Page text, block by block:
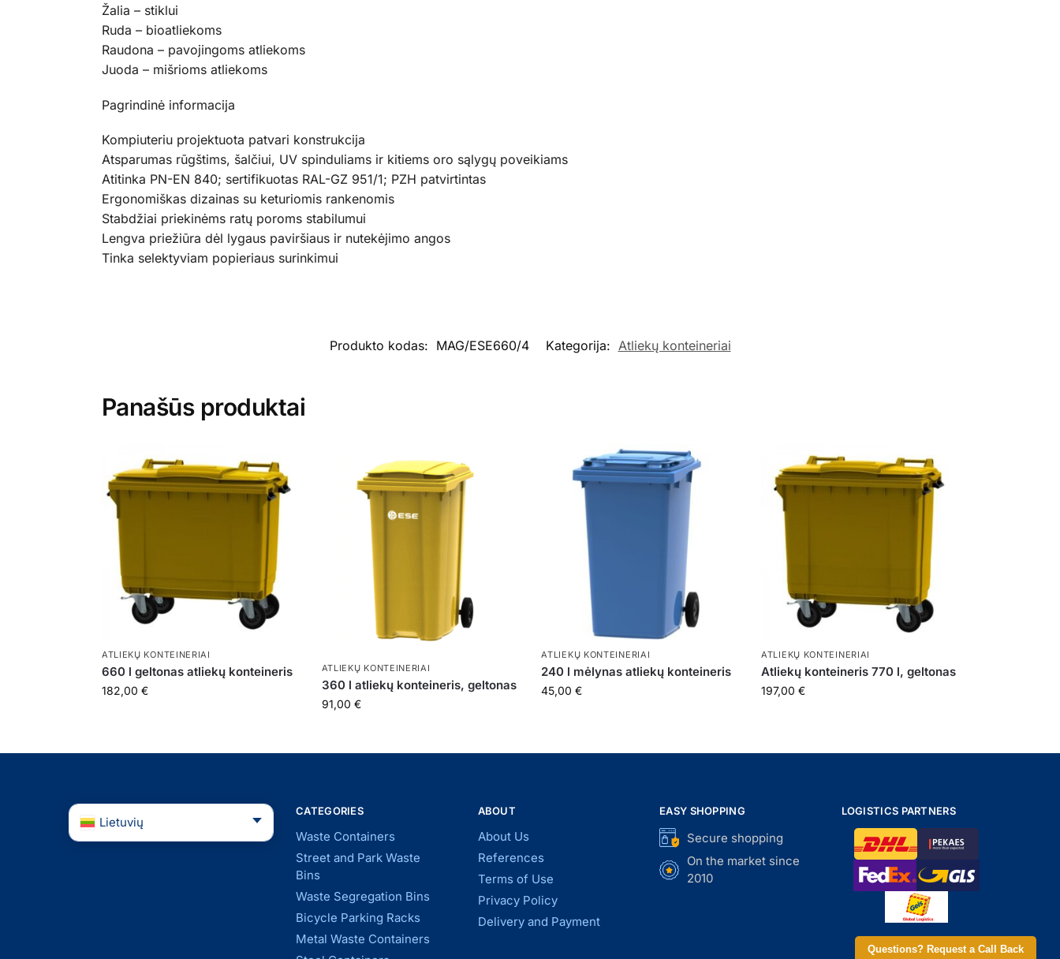
Questions? Request a Call Back
Žalia – stiklui
Ruda – bioatliekoms
Raudona – pavojingoms atliekoms
Juoda – mišrioms atliekoms
Pagrindinė informacija
Kompiuteriu projektuota patvari konstrukcija
Atsparumas rūgštims, šalčiui, UV spinduliams ir kitiems oro sąlygų poveikiams
Atitinka PN-EN 840; sertifikuotas RAL-GZ 951/1; PZH patvirtintas
Ergonomiškas dizainas su keturiomis rankenomis
Stabdžiai priekinėms ratų poroms stabilumui
Lengva priežiūra dėl lygaus paviršiaus ir nutekėjimo angos
Tinka selektyviam popieriaus surinkimui
Produkto kodas: MAG/ESE660/4 Kategorija: Atliekų konteineriai
Panašūs produktai
ATLIEKŲ KONTEINERIAI
660 l geltonas atliekų konteineris
182,00 €
ATLIEKŲ KONTEINERIAI
360 l atliekų konteineris, geltonas
91,00 €
ATLIEKŲ KONTEINERIAI
240 l mėlynas atliekų konteineris
45,00€
ATLIEKŲ KONTEINERIAI
Atliekų konteineris 770 l, geltonas
197,00€
Lietuvių
CATEGORIES
Waste Containers
Street and Park Waste
Bins
Waste Segregation Bins
Bicycle Parking Racks
Metal Waste Containers
ABOUT
About Us
References
Terms of Use
Privacy Policy
Delivery and Payment
EASY SHOPPING
Secure shopping
On the market since
2010
LOGISTICS PARTNERS